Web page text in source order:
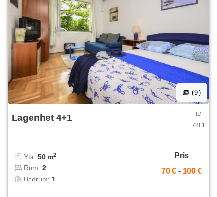
(9)
Lägenhet 4+1
ID
7881
Yta: 50 m2
Rum: 2
Badrum: 1
Pris
70 € - 100 €